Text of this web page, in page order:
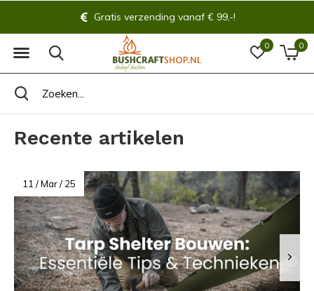
0 0
Gratis verzending vanaf € 99,-!
Recente artikelen
11 / Mar / 25